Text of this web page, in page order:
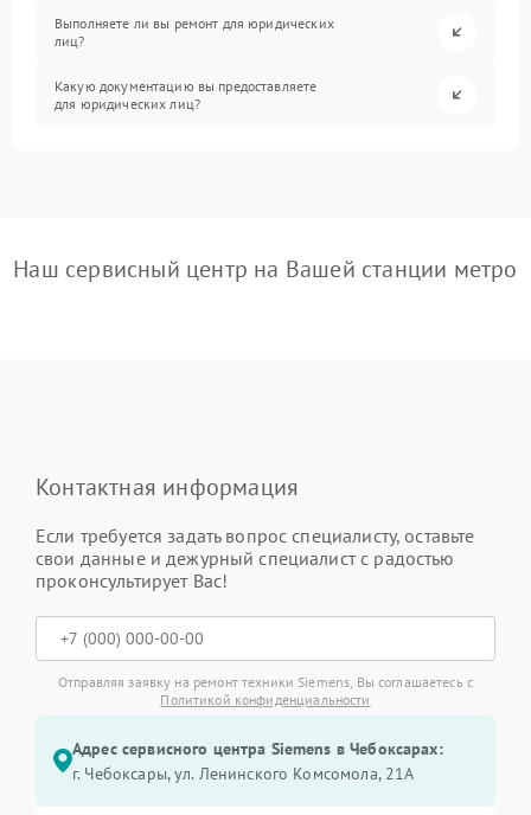
Выполняете ли вы ремонт для юридических
лиц?
Какую документацию вы предоставляете
для юридических лиц?
Наш сервисный центр на Вашей станции метро
Контактная информация
Если требуется задать вопрос специалисту, оставьте
свои данные и дежурный специалист с радостью
проконсультирует Вас!
Отправляя заявку на ремонт техники Siemens, Вы соглашаетесь с
Политикой конфиденциальности
Адрес сервисного центра Siemens в Чебоксарах:
г. Чебоксары, ул. Ленинского Комсомола, 21А